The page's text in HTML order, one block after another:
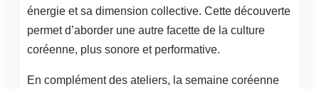
énergie et sa dimension collective. Cette découverte
permet d’aborder une autre facette de la culture
coréenne, plus sonore et performative.
En complément des ateliers, la semaine coréenne